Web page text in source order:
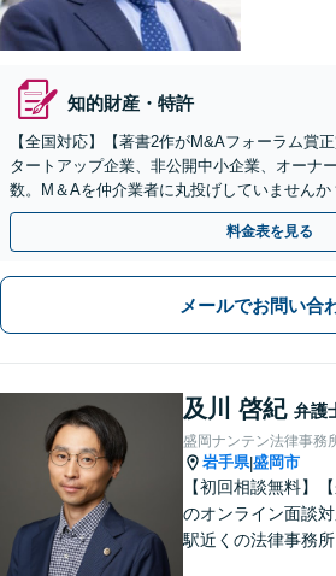
知的財産・特許
【全国対応】【著書2作がM&Aフォーラム賞
タートアップ企業、非公開中小企業、オーナ
数。M＆Aを仲介業者に丸投げしていません
や契約書作成・交渉はお任せください【初回
料金表を見る
メールでお問い合
及川 啓紀 弁護
盛岡ナンテン法律事務
岩手県|盛岡市
【初回相談無料】
のオンライン面談
駅近くの法律事務所